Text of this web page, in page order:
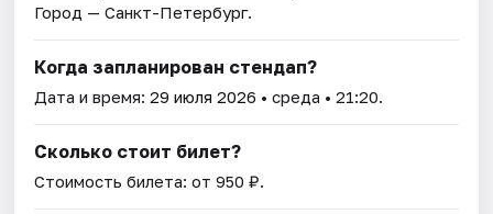
Город — Санкт-Петербург.
Когда запланирован стендап?
Дата и время:29 июля 2026 • среда • 21:20.
Сколько стоит билет?
Стоимость билета: от 950 ₽.